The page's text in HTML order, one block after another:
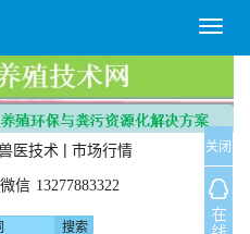
T
o
g
l
e
n
a
v
医技术 | 市场行情
信 13277883322
关闭